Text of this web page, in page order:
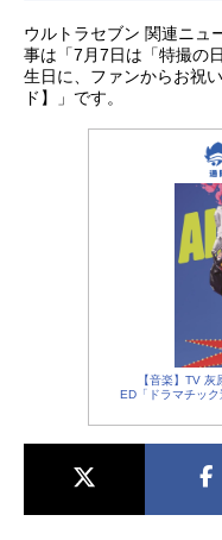
ウルトラセブン 関連ニュ
事は「7月7日は「特撮の
生日に、ファンからお祝
ド】」です。
【音楽】TV
ED「ドラマチッ